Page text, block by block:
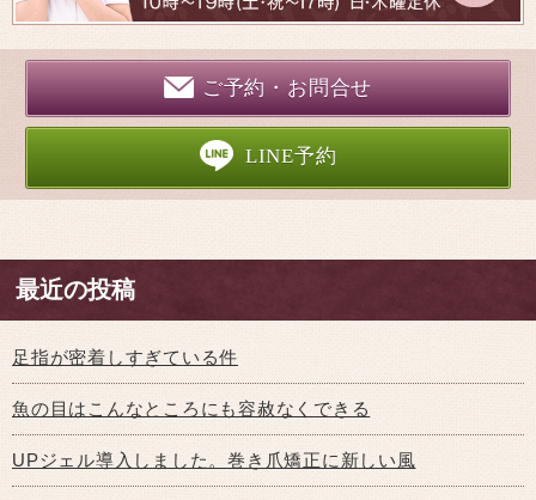
ご予約・お問合せ
LINE予約
最近の投稿
足指が密着しすぎている件
魚の目はこんなところにも容赦なくできる
UPジェル導入しました。巻き爪矯正に新しい風